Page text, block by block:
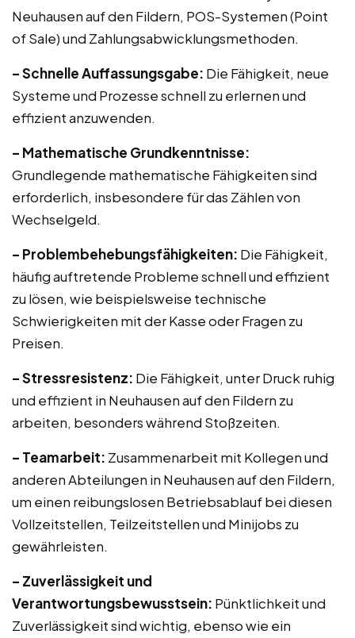
Neuhausen auf den Fildern, POS-Systemen (Point
of Sale) und Zahlungsabwicklungsmethoden.
– Schnelle Auffassungsgabe: Die Fähigkeit, neue
Systeme und Prozesse schnell zu erlernen und
effizient anzuwenden.
– Mathematische Grundkenntnisse:
Grundlegende mathematische Fähigkeiten sind
erforderlich, insbesondere für das Zählen von
Wechselgeld.
– Problembehebungsfähigkeiten: Die Fähigkeit,
häufig auftretende Probleme schnell und effizient
zu lösen, wie beispielsweise technische
Schwierigkeiten mit der Kasse oder Fragen zu
Preisen.
– Stressresistenz: Die Fähigkeit, unter Druck ruhig
und effizient in Neuhausen auf den Fildern zu
arbeiten, besonders während Stoßzeiten.
– Teamarbeit: Zusammenarbeit mit Kollegen und
anderen Abteilungen in Neuhausen auf den Fildern,
um einen reibungslosen Betriebsablauf bei diesen
Vollzeitstellen, Teilzeitstellen und Minijobs zu
gewährleisten.
– Zuverlässigkeit und
Verantwortungsbewusstsein: Pünktlichkeit und
Zuverlässigkeit sind wichtig, ebenso wie ein